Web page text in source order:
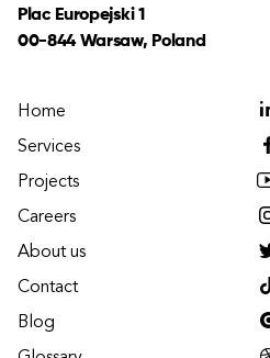
Plac Europejski 1
00-844 Warsaw, Poland
Home
Services
Projects
Careers
About us
Contact
Blog